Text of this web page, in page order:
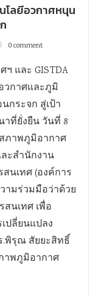
โลยีอวกาศหนุน
0 comment
และ GISTDA
วกาศและภูมิ
กระจก สู่เป้า
ที่ยั่งยืน วันที่ 8
ภาพภูมิอากาศ
ะสำนักงาน
นเทศ (องค์การ
ามร่วมมือว่าด้วย
นเทศ เพื่อ
ปลี่ยนแปลง
.พิรุณ สัยยะสิทธิ์
าพภูมิอากาศ